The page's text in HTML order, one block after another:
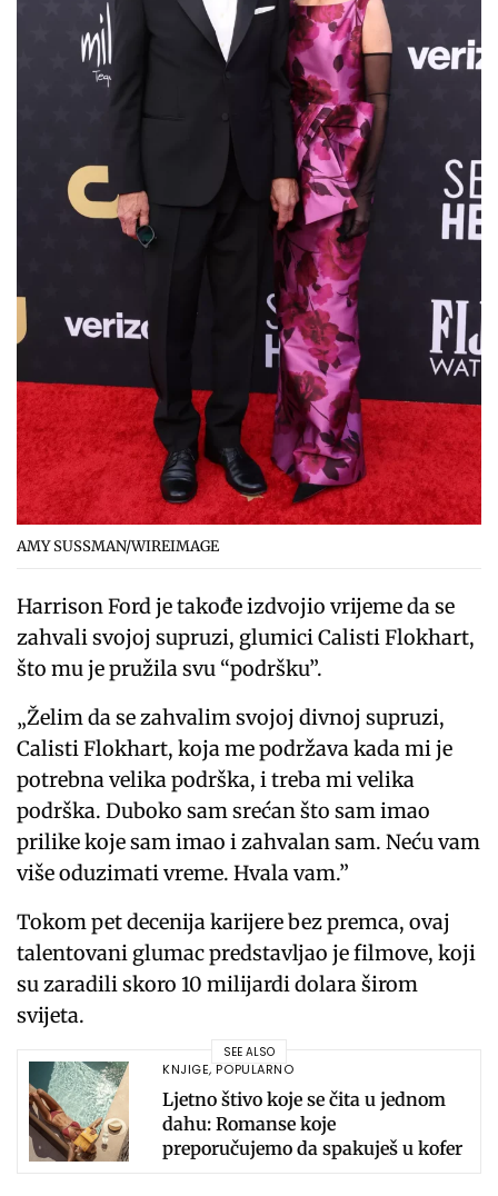
AMY SUSSMAN/WIREIMAGE
Harrison Ford je takođe izdvojio vrijeme da se
zahvali svojoj supruzi, glumici Calisti Flokhart,
što mu je pružila svu “podršku”.
„Želim da se zahvalim svojoj divnoj supruzi,
Calisti Flokhart, koja me podržava kada mi je
potrebna velika podrška, i treba mi velika
podrška. Duboko sam srećan što sam imao
prilike koje sam imao i zahvalan sam. Neću vam
više oduzimati vreme. Hvala vam.”
Tokom pet decenija karijere bez premca, ovaj
talentovani glumac predstavljao je filmove, koji
su zaradili skoro 10 milijardi dolara širom
svijeta.
SEE ALSO
KNJIGE,POPULARNO
Ljetno štivo koje se čita u jednom
dahu: Romanse koje
preporučujemo da spakuješ u kofer